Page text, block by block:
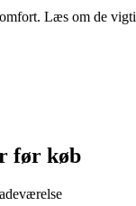
Læs om de
før køb